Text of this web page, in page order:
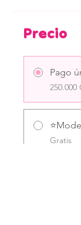
Precio
Pago
250.000
Gratis